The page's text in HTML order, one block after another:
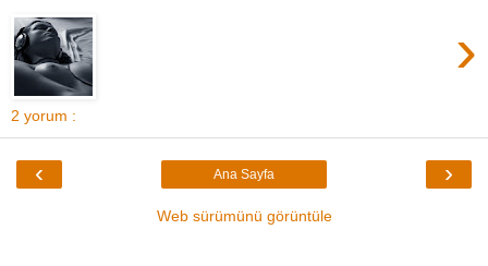
›
2 yorum :
‹ ›
Ana Sayfa
Web sürümünü görüntüle